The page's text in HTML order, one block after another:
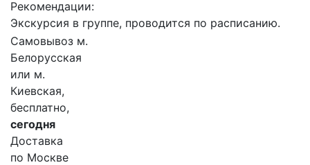
Рекомендации:
Экскурсия в группе, проводится по расписанию.
Самовывоз м.
Белорусская
или м.
Киевская,
бесплатно,
сегодня
Доставка
по Москве